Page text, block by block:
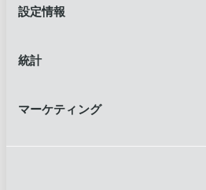
設定情報
統計
マーケティング
か？とレヴィは言う。
能力が発揮される。多くの業者は
グ、クリーニングを行う。中には
レヴィーによると、
いくつ
れは、環境問題に関して、物流業